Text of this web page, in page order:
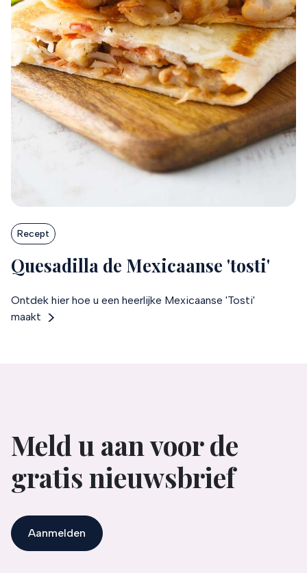
Recept
Quesadilla de Mexicaanse 'tosti'
Ontdek hier hoe u een heerlijke Mexicaanse 'Tosti'
maakt
Meld u aan voor de
gratis nieuwsbrief
Aanmelden